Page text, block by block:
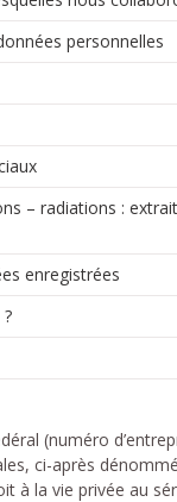
personnelles
– radiations :
enregistrées
(numéro
ci-après
à la vie privée au